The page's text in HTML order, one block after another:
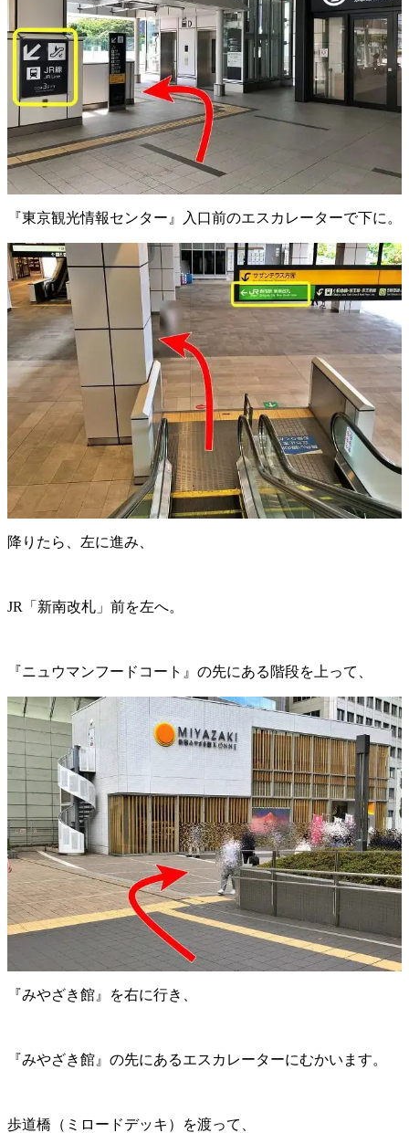
『東京観光情報センター』入口前のエスカレーターで下に。
降りたら、左に進み、
JR「新南改札」前を左へ。
『ニュウマンフードコート』の先にある階段を上って、
『みやざき館』を右に行き、
『みやざき館』の先にあるエスカレーターにむかいます。
歩道橋（ミロードデッキ）を渡って、